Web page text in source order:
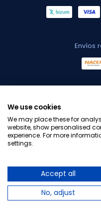
Envíos
We use cookies
We may place these for
website, show personalised
experience. For more
settings.
Accept all
No, adjust